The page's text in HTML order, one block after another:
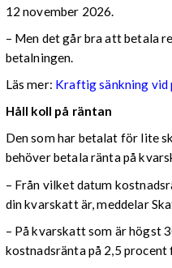
12 november 2026.
– Men det går bra att betala
betalningen.
Läs mer: Kraftig sänkning vid
Håll koll på räntan
Den som har betalat för lite
behöver betala ränta på
– Från vilket datum
din kvarskatt är, meddelar
– På kvarskatt som är högst
kostnadsränta på 2,5 procent